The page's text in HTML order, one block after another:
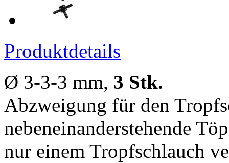
Produktdetails
Ø 3-3-3 mm, 3 Stk.
Abzweigung für den
nebeneinanderstehende
nur einem Tropfschlauch